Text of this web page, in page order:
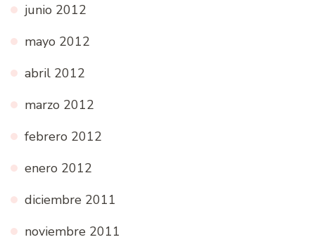
junio 2012
mayo 2012
abril 2012
marzo 2012
febrero 2012
enero 2012
diciembre 2011
noviembre 2011